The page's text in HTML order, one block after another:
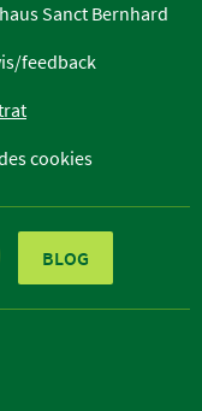
Sanct Bernhard
feedback
cookies
BLOG